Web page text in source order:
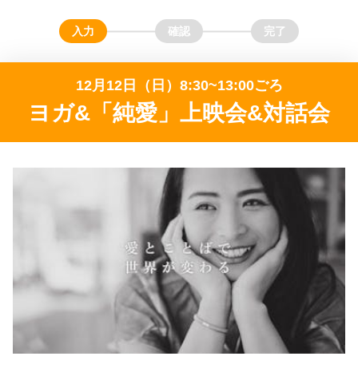
12月12日（日）8:30~13:00ごろ
ヨガ&「純愛」上映会&対話会